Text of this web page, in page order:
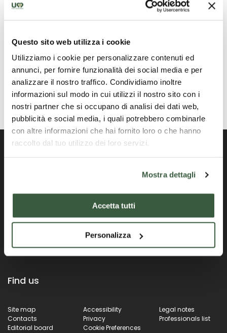
Questo sito web utilizza i cookie
Utilizziamo i cookie per personalizzare contenuti ed
annunci, per fornire funzionalità dei social media e per
analizzare il nostro traffico. Condividiamo inoltre
informazioni sul modo in cui utilizzi il nostro sito con i
nostri partner che si occupano di analisi dei dati web,
pubblicità e social media, i quali potrebbero combinarle
con altre informazioni che hai fornito loro o che hanno
raccolto dal tuo utilizzo dei loro servizi.
Mostra dettagli
Accetta tutti
Personalizza
Official Portal of the Umbria Region
Find us
Site map Accessibility
Legal notes
Contacts
Privacy
Professionals list
Editorial board
Cookie Preferences